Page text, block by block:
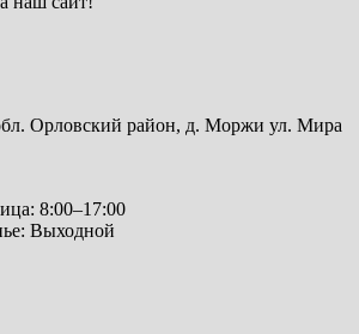
Орловский район, д. Моржи ул. Мира
8:00–17:00
Выходной